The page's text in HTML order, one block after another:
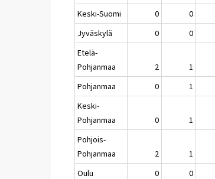
Keski-Suomi
0 0
Jyväskylä
0 0
Etelä-
Pohjanmaa
2 1
Pohjanmaa
0 1
Keski-
Pohjanmaa
0 1
Pohjois-
Pohjanmaa
2 1
Oulu
0 0